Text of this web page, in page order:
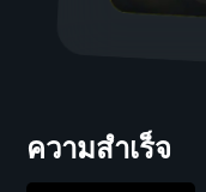
ความสำเร็จ